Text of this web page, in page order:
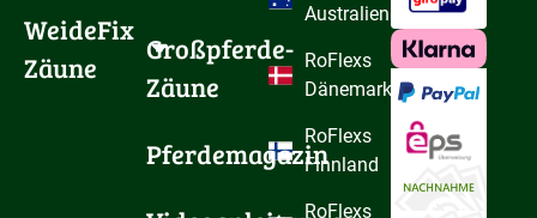
WeideFix
Zäune
Großpferde-
Zäune
Pferdemagazin
Australien
RoFlexs
Dänemark
RoFlexs
Finnland
RoFlexs